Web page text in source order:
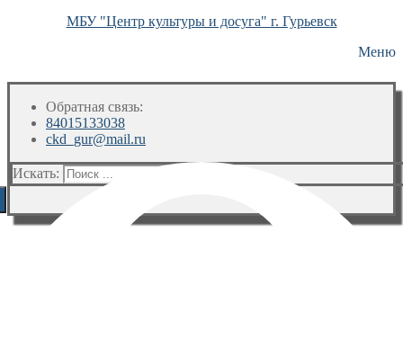
МБУ "Центр культуры и досуга" г. Гурьевск
Меню
Обратная связь:
84015133038
ckd_gur@mail.ru
Искать: